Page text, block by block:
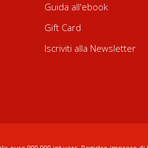
Guida all'ebook
Gift Card
Iscriviti alla Newsletter